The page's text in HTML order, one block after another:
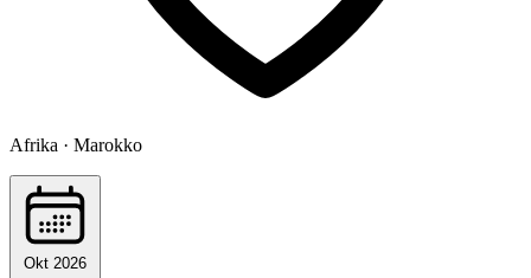
Afrika · Marokko
Okt 2026